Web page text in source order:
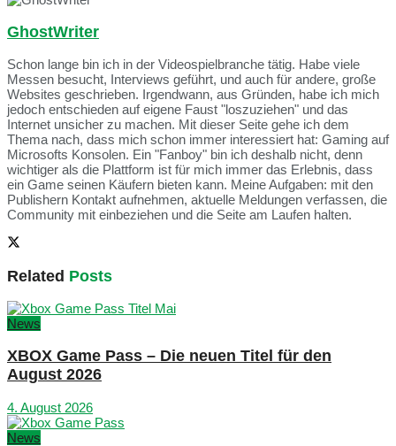
GhostWriter
Schon lange bin ich in der Videospielbranche tätig. Habe viele
Messen besucht, Interviews geführt, und auch für andere, große
Websites geschrieben. Irgendwann, aus Gründen, habe ich mich
jedoch entschieden auf eigene Faust "loszuziehen" und das
Internet unsicher zu machen. Mit dieser Seite gehe ich dem
Thema nach, dass mich schon immer interessiert hat: Gaming auf
Microsofts Konsolen. Ein "Fanboy" bin ich deshalb nicht, denn
wichtiger als die Plattform ist für mich immer das Erlebnis, dass
ein Game seinen Käufern bieten kann. Meine Aufgaben: mit den
Publishern Kontakt aufnehmen, aktuelle Meldungen verfassen, die
Community mit einbeziehen und die Seite am Laufen halten.
Related Posts
News
XBOX Game Pass – Die neuen Titel für den
August 2026
4. August 2026
News